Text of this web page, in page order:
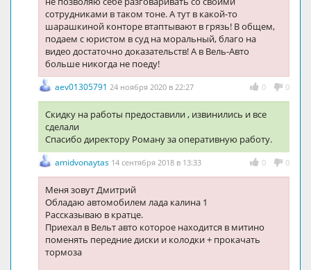
сотрудниками в таком тоне. А тут в какой-то
шарашкиной конторе втаптывают в грязь! В общем,
подаем с юристом в суд на моральный, благо на
видео достаточно доказательств! А в Вель-Авто
больше никогда не поеду!
0 0
aev01305791 24 ноября 2020 в 22:27
Скидку на работы предоставили , извинились и все
сделали
Спасибо директору Роману за оперативную работу.
0 0
amidvonaytas 14 сентября 2018 в 13:33
Меня зовут Дмитрий
Обладаю автомобилем лада калина 1
Рассказываю в кратце.
Приехал в Вельт авто которое находится в митино
поменять передние диски и колодки + прокачать
тормоза